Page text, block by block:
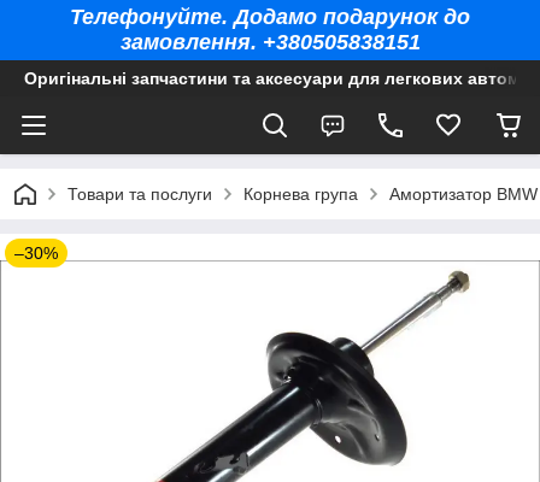
Телефонуйте. Додамо подарунок до
замовлення. +380505838151
Оригінальні запчастини та аксесуари для легкових
Товари та послуги Корнева група Амортизатор
–30%